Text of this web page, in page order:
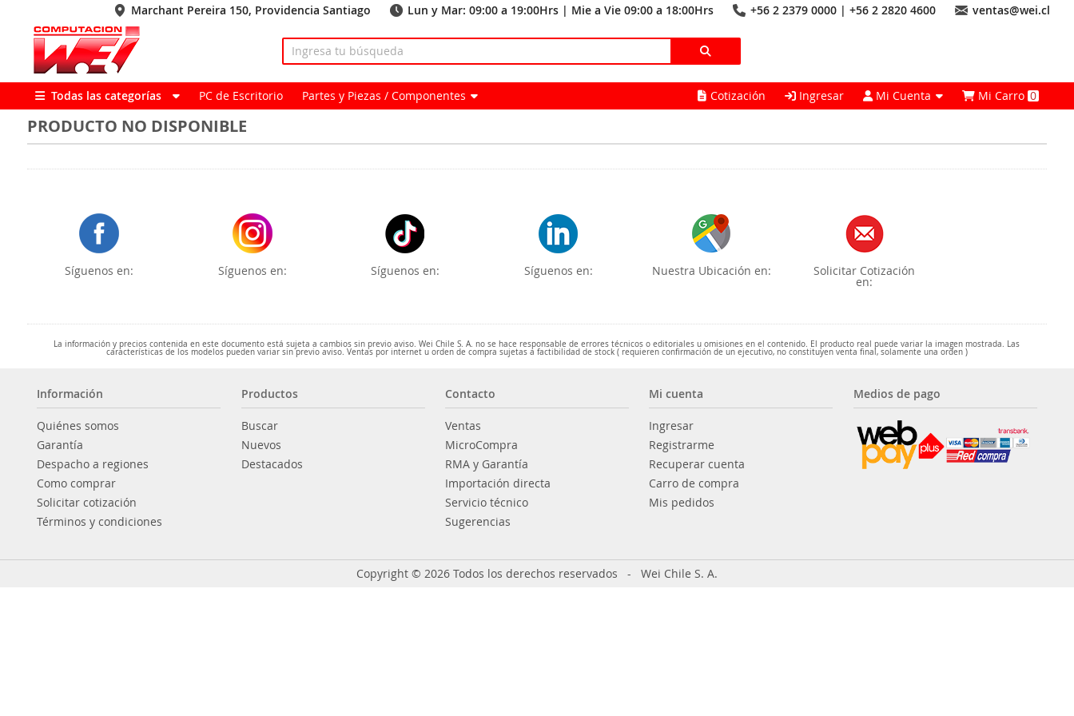
Marchant Pereira 150, Providencia Santiago Lun y Mar: 09:00 a 19:00Hrs | Mie a Vie 09:00 a 18:00Hrs +56 2 2379 0000 | +56 2 2820 4600 ventas@wei.cl
Todas las categorías PC de Escritorio Partes y Piezas / Componentes Cotización Ingresar Mi Cuenta Mi Carro0
PRODUCTO NO DISPONIBLE
Síguenos en: Síguenos en: Síguenos en: Síguenos en: Nuestra Ubicación en: Solicitar Cotización
en:
La información y precios contenida en este documento está sujeta a cambios sin previo aviso. Wei Chile S. A. no se hace responsable de errores técnicos o editoriales u omisiones en el contenido. El producto real puede variar la imagen mostrada. Las
características de los modelos pueden variar sin previo aviso. Ventas por internet u orden de compra sujetas a factibilidad de stock ( requieren confirmación de un ejecutivo, no constituyen venta final, solamente una orden )
Información
Quiénes somos
Garantía
Despacho a regiones
Como comprar
Solicitar cotización
Términos y condiciones
Productos
Buscar
Nuevos
Destacados
Contacto
Ventas
MicroCompra
RMA y Garantía
Importación directa
Servicio técnico
Sugerencias
Mi cuenta
Ingresar
Registrarme
Recuperar cuenta
Carro de compra
Mis pedidos
Medios de pago
Copyright © 2026 Todos los derechos reservados - Wei Chile S. A.